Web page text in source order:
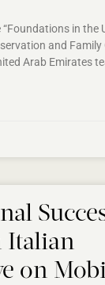
in the
and Family
Arab Emirates
Italian
on